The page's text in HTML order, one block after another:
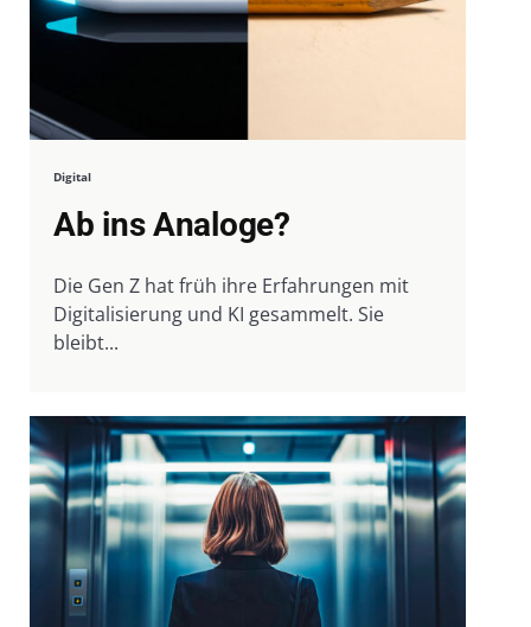
Digital
Ab ins Analoge?
Die Gen Z hat früh ihre Erfahrungen mit
Digitalisierung und KI gesammelt. Sie
bleibt...